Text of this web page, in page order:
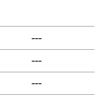
---
---
---